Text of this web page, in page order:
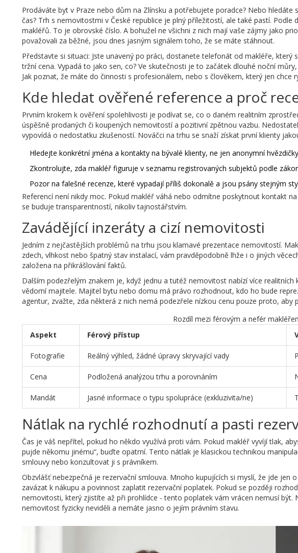
Prodáváte byt v Praze nebo dům na Zlínsku a potřebujete poradce? Nebo
čas? Trh s nemovitostmi v České republice je plný příležitostí, ale také pastí.
makléřů. To je obrovské číslo. A bohužel ne všichni z nich mají vaše zájmy jako
považovali za běžné, jsou dnes jasným signálem toho, že se máte stáhnout.
Představte si situaci: Jste unavený po práci, dostanete telefonát od makléře,
tržní cena. Vypadá to jako sen, co? Ve skutečnosti je to začátek dlouhé noční
Jak poznat, že máte do činnosti s profesionálem, nebo s člověkem, který jen chce
Kde hledat ověřené reference a proč
Prvním krokem k ověření spolehlivosti je podívat se, co o daném realitním
úspěšně prodaných či koupených nemovitostí a pozitivní zpětnou vazbu.
vypovídá o nedostatku zkušeností. Nováčci na trhu se snaží získat první klienty
Hledejte konkrétní jména a kontakty na bývalé klienty, ne jen anonymní
Zkontrolujte, zda makléř figuruje v seznamu registrovaných subjektů podle
Pozor na falešné recenze, které vypadají příliš dokonalě a jsou psány stejným
Referencí není nikdy moc. Pokud makléř váhá nebo odmítne poskytnout kontakt
se buduje transparentností, nikoliv tajnostářstvím.
Zavádějící inzeráty a cizí nemovitosti
Jedním z nejčastějších problémů na trhu jsou klamavé prezentace nemovitostí.
zdech, vlhkost nebo špatný stav instalací, vám pravděpodobně lhže i o jiných
založena na přikrášlování faktů.
Dalším podezřelým znakem je, když jednu a tutéž nemovitost nabízí více
vědomí majitele. Majitel bytu nebo domu má právo rozhodnout, kdo ho bude
agentur, zvažte, zda některá z nich nemá podezřele nízkou cenu pouze proto,
Rozdíl mezi férovým a nefér
Aspekt
Férový přístup
Fotografie Reálný výhled, žádné úpravy skryvající vady
Cena Podložená analýzou trhu a porovnáním
Mandát Jasné informace o typu spolupráce (exkluzivita/ne)
Nátlak na rychlé rozhodnutí a pasti
Čas je váš nepřítel, pokud ho někdo využívá proti vám. Pokud makléř vyvíjí tlak,
pujde někomu jinému“, buďte opatrní. Tento nátlak je klasickou technikou
smlouvy nebo konzultovat ji s právníkem.
Obzvlášť nebezpečná je rezervační smlouva. Mnoho kupujících si myslí, že jde jen
zavázat k nákupu a povinnost zaplatit rezervační poplatek. Pokud se později
nemovitosti, který zjistíte až při prohlídce - tento poplatek vám vrácen nemusí být.
nemovitost fyzicky neviděli a nemáte jasno o jejím právním stavu.